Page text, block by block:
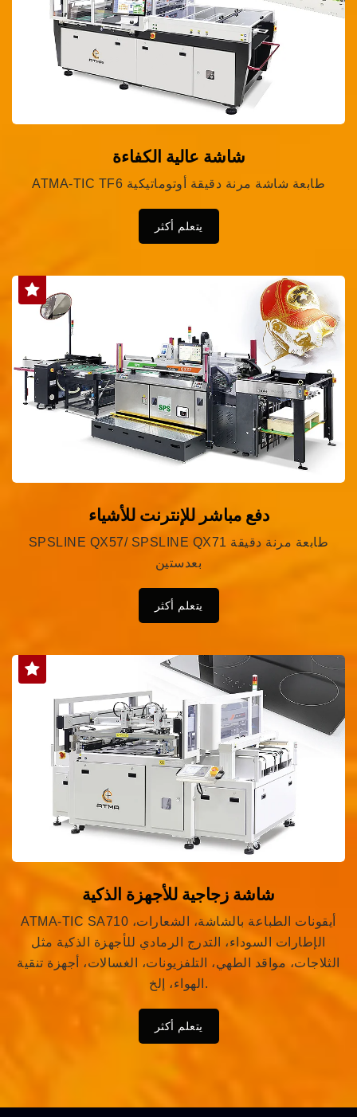
شاشة عالية الكفاءة
ATMA-TIC TF6 طابعة شاشة مرنة دقيقة أوتوماتيكية
يتعلم أكثر
دفع مباشر للإنترنت للأشياء
SPSLINE QX57/ SPSLINE QX71 طابعة مرنة دقيقة
بعدستين
يتعلم أكثر
شاشة زجاجية للأجهزة الذكية
ATMA-TIC SA710 أيقونات الطباعة بالشاشة، الشعارات،
الإطارات السوداء، التدرج الرمادي للأجهزة الذكية مثل
الثلاجات، مواقد الطهي، التلفزيونات، الغسالات، أجهزة تنقية
الهواء، إلخ.
يتعلم أكثر